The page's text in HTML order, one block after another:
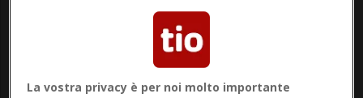
malati sono aumentati. A livello svizzero
forse meno del previsto, ma la situazione
resta problematica. A livello ticinese
La vostra privacy è per noi molto importante